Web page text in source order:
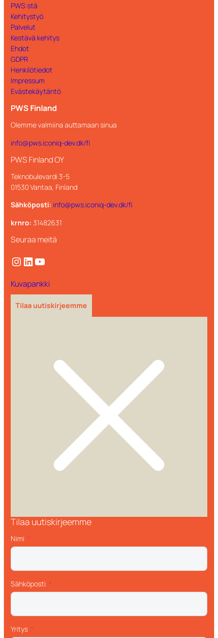
PWS:stä
Kehitystyö
Palvelut
Kestävä kehitys
Ehdot
GDPR
Henkilötiedot
Impressum
Evästekäytäntö
PWS Finland
Olemme valmiina auttamaan sinua
info@pws.iconiq-dev.dk/fi
PWS Finland OY
Teknobulevardi 3-5
01530 Vantaa, Finland
Sähköposti: info@pws.iconiq-dev.dk/fi
krnro: 31482631
Seuraa meitä
Instagram LinkedIn YouTube
Kuvapankki
Tilaa uutiskirjeemme
Tilaa uutiskirjeemme
Nimi
Sähköposti
Yritys